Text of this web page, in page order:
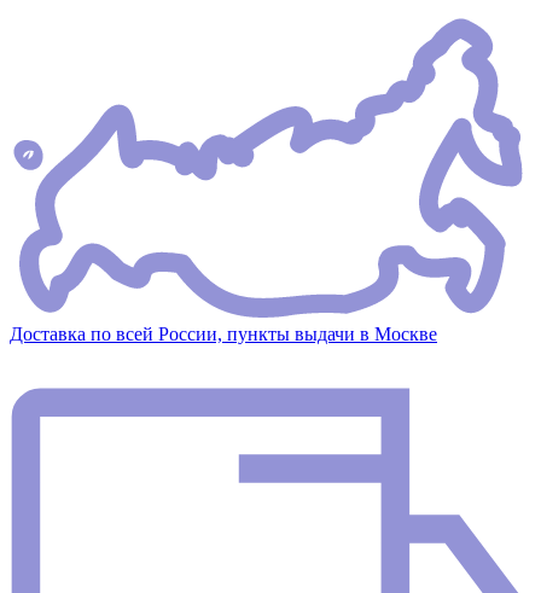
Доставка по всей России, пункты выдачи в Москве